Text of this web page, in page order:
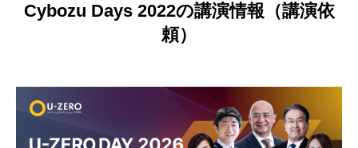
Cybozu Days 2022の講演情報（講演依
頼）